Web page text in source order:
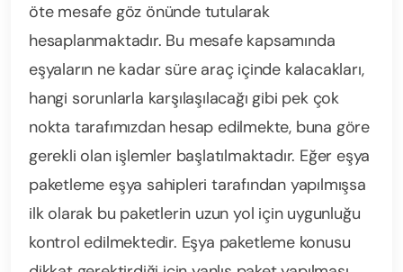
öte mesafe göz önünde tutularak
hesaplanmaktadır. Bu mesafe kapsamında
eşyaların ne kadar süre araç içinde kalacakları,
hangi sorunlarla karşılaşılacağı gibi pek çok
nokta tarafımızdan hesap edilmekte, buna göre
gerekli olan işlemler başlatılmaktadır. Eğer eşya
paketleme eşya sahipleri tarafından yapılmışsa
ilk olarak bu paketlerin uzun yol için uygunluğu
kontrol edilmektedir. Eşya paketleme konusu